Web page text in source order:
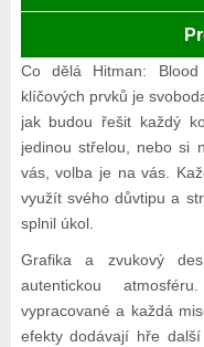
Co dělá Hitman:
klíčových prvků je
jak budou řešit každý
jedinou střelou, nebo si
vás, volba je na vás.
využít svého důvtipu a
splnil úkol.
Grafika a zvukový
autentickou
vypracované a každá
efekty dodávají hře